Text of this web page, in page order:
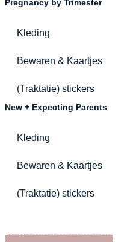
Pregnancy by Trimester
Kleding
Bewaren & Kaartjes
(Traktatie) stickers
New + Expecting Parents
Kleding
Bewaren & Kaartjes
(Traktatie) stickers